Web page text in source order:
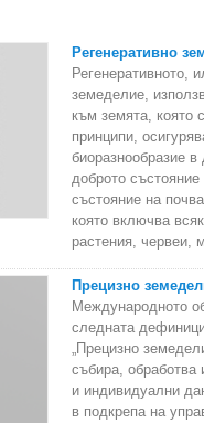
Регенеративно
Регенеративното,
земеделие,
към земята, която
принципи,
биоразнообразие
доброто
състояние на
която включва
растения, червеи,
Прецизно
Международното
следната
„Прецизно
събира, обработва
и индивидуални
в подкрепа на